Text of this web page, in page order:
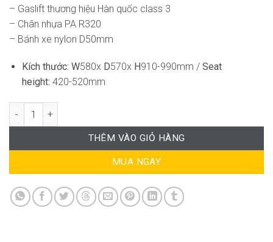
– Gaslift thương hiệu Hàn quốc class 3
– Chân nhựa PA R320
– Bánh xe nylon D50mm
Kích thước: W580x D570x H910-990mm / Seat
height: 420-520mm
Ghế Xoay Văn Phòng DF-WC4039 số lượng
THÊM VÀO GIỎ HÀNG
MUA NGAY